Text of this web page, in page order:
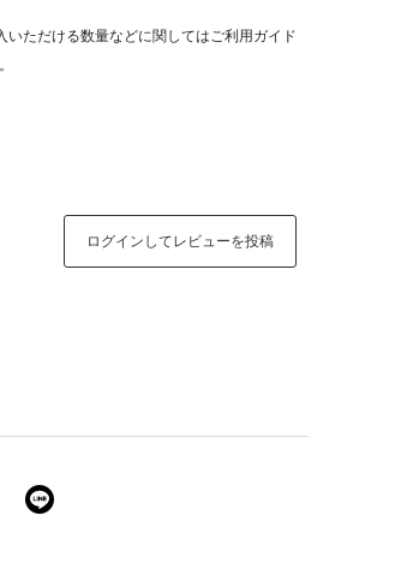
ただける数量などに関してはご利用ガイド
ログインしてレビューを投稿